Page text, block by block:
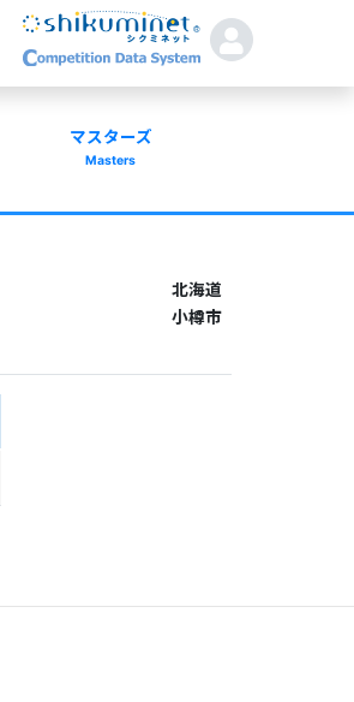
マスターズ
Masters
北海道
小樽市